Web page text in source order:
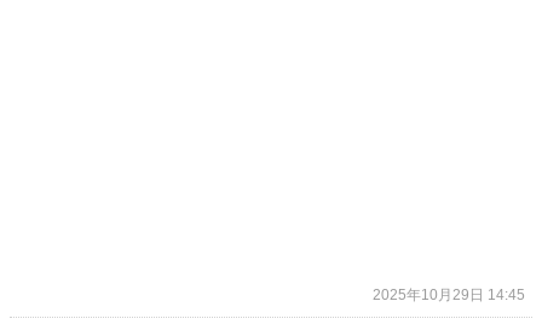
2025年10月29日 14:45